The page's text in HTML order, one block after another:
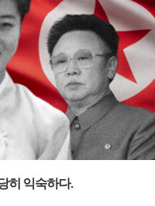
히 익숙하다.